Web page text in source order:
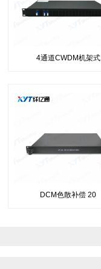
4通道CWDM机架式
DCM色散补偿 20